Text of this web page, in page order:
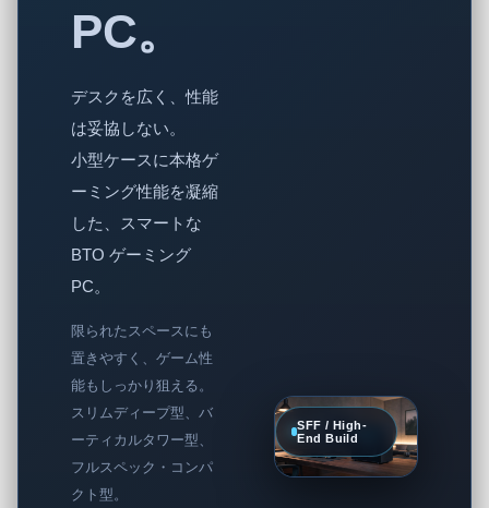
PC。
デスクを広く、性能
は妥協しない。
小型ケースに本格ゲ
ーミング性能を凝縮
した、スマートな
BTO ゲーミング
PC。
限られたスペースにも
置きやすく、ゲーム性
能もしっかり狙える。
スリムディープ型、バ
ーティカルタワー型、
フルスペック・コンパ
クト型。
SFF / High-
End Build